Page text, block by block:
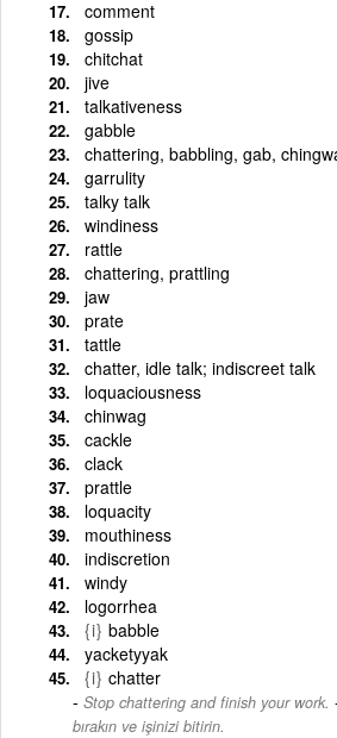
comment
gossip
chitchat
jive
talkativeness
gabble
chattering, babbling, gab,
garrulity
talky talk
windiness
rattle
chattering, prattling
jaw
prate
tattle
chatter, idle talk; indiscreet talk
loquaciousness
chinwag
cackle
clack
prattle
loquacity
mouthiness
indiscretion
windy
logorrhea
{i} babble
yacketyyak
{i} chatter
Stop chattering and finish your work.
bırakın ve işinizi bitirin.